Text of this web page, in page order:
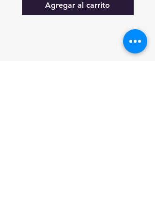
Agregar al carrito